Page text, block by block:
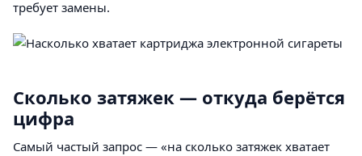
требует замены.
Сколько затяжек — откуда берётся
цифра
Самый частый запрос — «на сколько затяжек хватает